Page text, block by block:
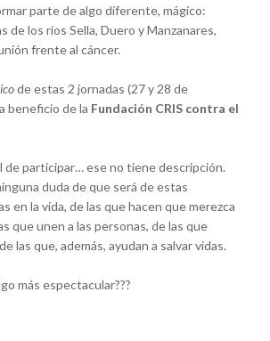
parte de algo diferente, mágico:
de los ríos Sella, Duero y Manzanares,
frente al cáncer.
de estas 2 jornadas (27 y 28 de
beneficio de la Fundación CRIS contra el
l de participar… ese no tiene descripción.
duda de que será de estas
en la vida, de las que hacen que merezca
que unen a las personas, de las que
las que, además, ayudan a salvar vidas.
más espectacular???